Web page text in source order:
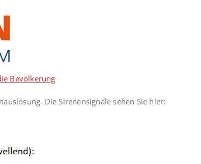
Bevölkerung
Die Sirenensignale sehen Sie hier: